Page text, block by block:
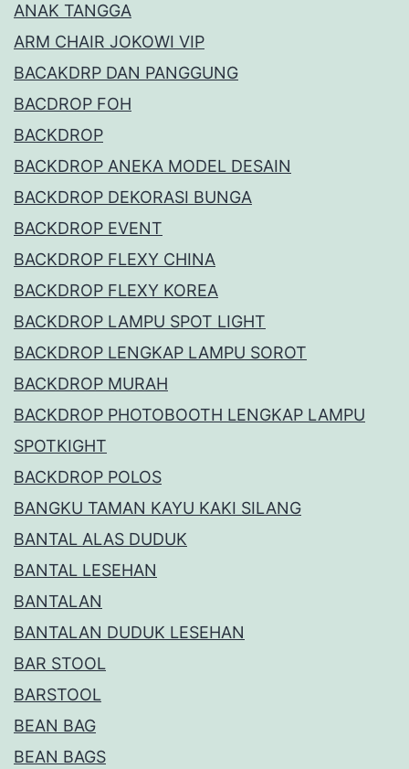
ANAK TANGGA
ARM CHAIR JOKOWI VIP
BACAKDRP DAN PANGGUNG
BACDROP FOH
BACKDROP
BACKDROP ANEKA MODEL DESAIN
BACKDROP DEKORASI BUNGA
BACKDROP EVENT
BACKDROP FLEXY CHINA
BACKDROP FLEXY KOREA
BACKDROP LAMPU SPOT LIGHT
BACKDROP LENGKAP LAMPU SOROT
BACKDROP MURAH
BACKDROP PHOTOBOOTH LENGKAP LAMPU
SPOTKIGHT
BACKDROP POLOS
BANGKU TAMAN KAYU KAKI SILANG
BANTAL ALAS DUDUK
BANTAL LESEHAN
BANTALAN
BANTALAN DUDUK LESEHAN
BAR STOOL
BARSTOOL
BEAN BAG
BEAN BAGS